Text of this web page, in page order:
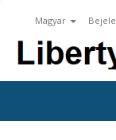
Magyar